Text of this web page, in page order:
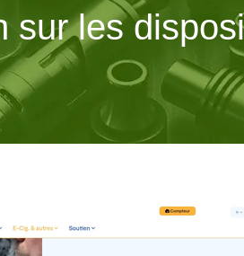
sur les